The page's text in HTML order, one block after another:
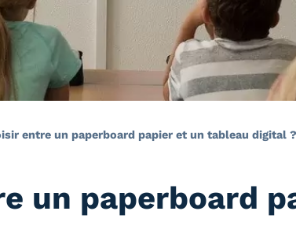
entre un paperboard papier et un tableau digital ?
un paperboard